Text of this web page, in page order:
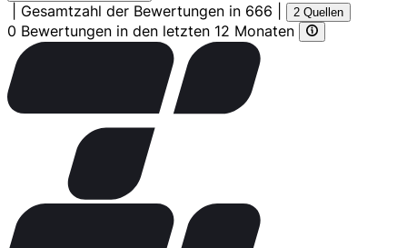
Gesamtzahl der Bewertungen in 666 2 Quellen
0 Bewertungen in den letzten 12 Monaten